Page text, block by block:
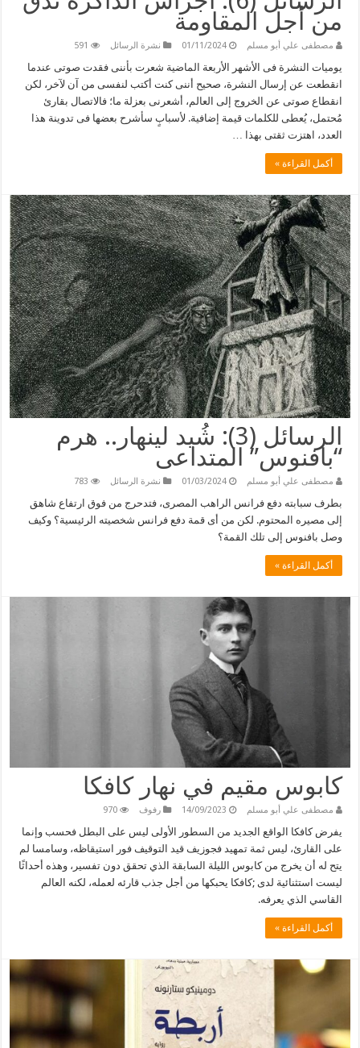
من أجل المقاومة
مصطفى علي أبو مسلم 01/11/2024 نشرة الرسائل 591
يوميات النشرة فى الأشهر الأربعة الماضية شعرت بأننى فقدت صوتى عندما
انقطعت عن إرسال النشرة، صحيح أننى كنت أكتب لنفسى من آن لآخر، لكن
انقطاع صوتى عن الخروج إلى العالم، أشعرنى بعزلة ما؛ فالاتصال بقارئ
مُحتمل، يُعطى للكلمات قيمة إضافية. لأسبابٍ سأشرح بعضها فى تدوينة هذا
العدد، اهتزت ثقتى بهذا …
أكمل القراءة »
الرسائل (3): شُيد لينهار.. هرم
“بافنوس” المتداعى
مصطفى علي أبو مسلم 01/03/2024 نشرة الرسائل 783
بطرف سبابته دفع فرانس الراهب المصرى، فتدحرج من فوق ارتفاع شاهق
إلى مصيره المحتوم. لكن من أى قمة دفع فرانس شخصيته الرئيسية؟ وكيف
وصل بافنوس إلى تلك القمة؟
أكمل القراءة »
كابوس مقيم في نهار كافكا
مصطفى علي أبو مسلم 14/09/2023 رفوف 970
يفرض كافكا الواقع الجديد من السطور الأولى ليس على البطل فحسب وإنما
على القارئ، ليس ثمة تمهيد فجوزيف قيد التوقيف فور استيقاظه، وسامسا لم
يتح له أن يخرج من كابوس الليلة السابقة الذي تحقق دون تفسير، وهذه أحداثًا
ليست استثنائية لدى ;كافكا يحبكها من أجل جذب قارئه لعمله، لكنه العالم
القاسي الذي يعرفه.
أكمل القراءة »